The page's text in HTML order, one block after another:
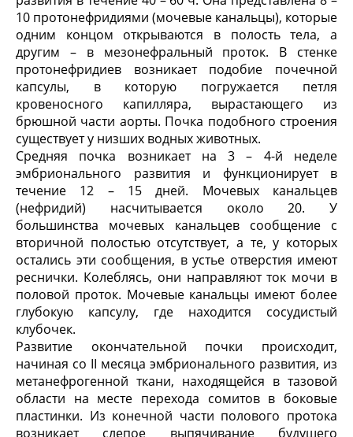
10 протонефридиями (мочевые канальцы), которые
одним концом открываются в полость тела, а
другим – в мезонефральный проток. В стенке
протонефридиев возникает подобие почечной
капсулы, в которую погружается петля
кровеносного капилляра, вырастающего из
брюшной части аорты. Почка подобного строения
существует у низших водных животных.
Средняя почка возникает на 3 – 4-й неделе
эмбрионального развития и функционирует в
течение 12 – 15 дней. Мочевых канальцев
(нефридий) насчитывается около 20. У
большинства мочевых канальцев сообщение с
вторичной полостью отсутствует, а те, у которых
остались эти сообщения, в устье отверстия имеют
реснички. Колеблясь, они направляют ток мочи в
половой проток. Мочевые канальцы имеют более
глубокую капсулу, где находится сосудистый
клубочек.
Развитие окончательной почки происходит,
начиная со II месяца эмбрионального развития, из
метанефрогенной ткани, находящейся в тазовой
области на месте перехода сомитов в боковые
пластинки. Из конечной части полового протока
возникает слепое выпячивание будущего